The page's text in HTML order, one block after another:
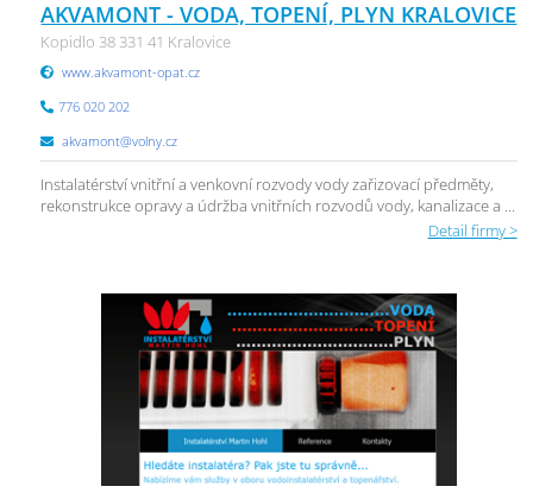
AKVAMONT - VODA, TOPENÍ, PLYN KRALOVICE
Kopidlo 38 331 41 Kralovice
www.akvamont-opat.cz
776 020 202
akvamont@volny.cz
Instalatérství vnitřní a venkovní rozvody vody zařizovací předměty,
rekonstrukce opravy a údržba vnitřních rozvodů vody, kanalizace a ...
Detail firmy >